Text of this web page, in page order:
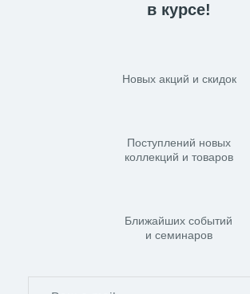
в курсе!
Новых акций и скидок
Поступлений новых
коллекций и товаров
Ближайших событий
и семинаров